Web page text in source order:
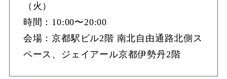
（火）
時間：10:00〜20:00
会場：京都駅ビル2階 南北自由通路北側ス
ペース、ジェイアール京都伊勢丹2階